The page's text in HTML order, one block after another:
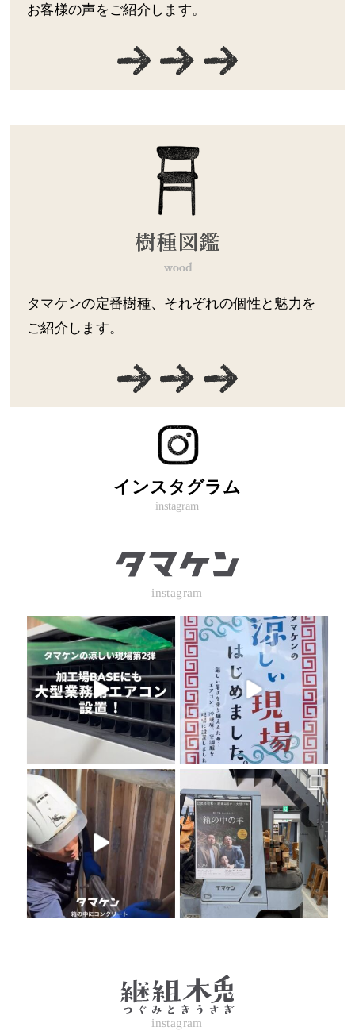
お客様の声をご紹介します。
タマケンの定番樹種、それぞれの個性と魅力を
ご紹介します。
インスタグラム
instagram
instagram
instagram